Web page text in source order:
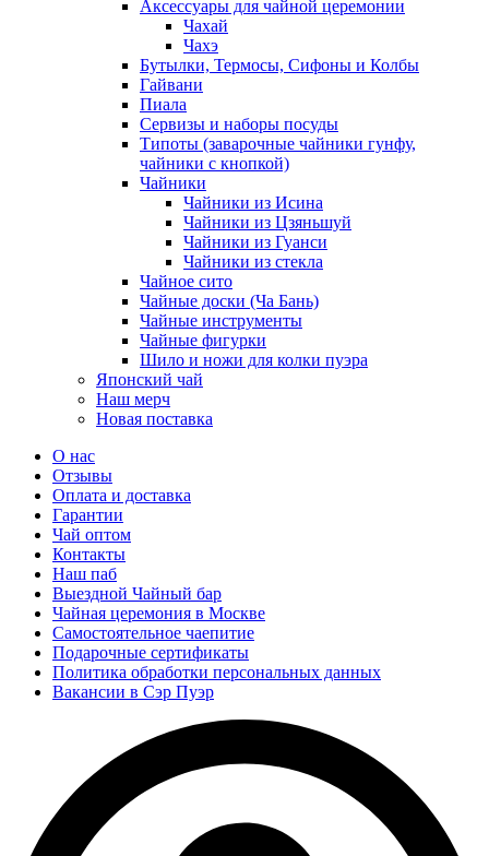
Аксессуары для чайной церемонии
Чахай
Чахэ
Бутылки, Термосы, Сифоны и Колбы
Гайвани
Пиала
Сервизы и наборы посуды
Типоты (заварочные чайники гунфу,
чайники с кнопкой)
Чайники
Чайники из Исина
Чайники из Цзяньшуй
Чайники из Гуанси
Чайники из стекла
Чайное сито
Чайные доски (Ча Бань)
Чайные инструменты
Чайные фигурки
Шило и ножи для колки пуэра
Японский чай
Наш мерч
Новая поставка
О нас
Отзывы
Оплата и доставка
Гарантии
Чай оптом
Контакты
Наш паб
Выездной Чайный бар
Чайная церемония в Москве
Самостоятельное чаепитие
Подарочные сертификаты
Политика обработки персональных данных
Вакансии в Сэр Пуэр